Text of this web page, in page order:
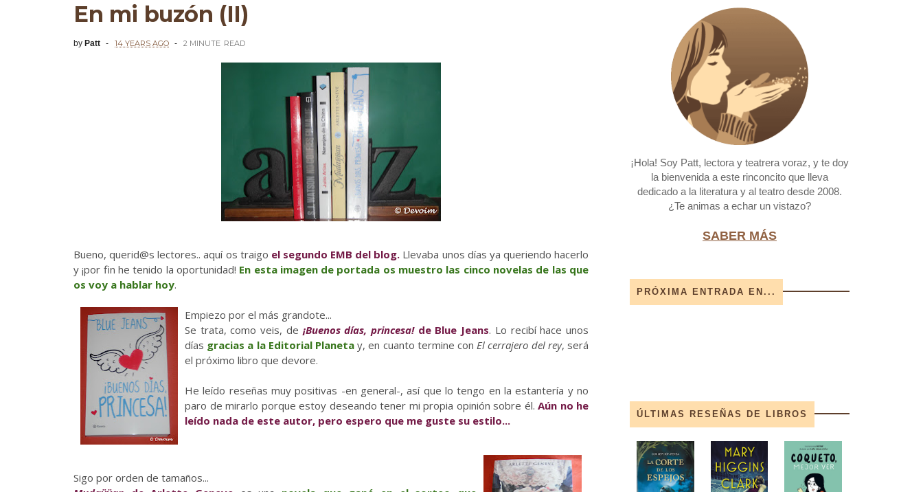
En mi buzón (II)
by Patt 14 YEARS AGO 2 MINUTE READ
Bueno, querid@s lectores.. aquí os traigo el segundo EMB del blog. Llevaba unos días ya queriendo hacerlo
y ¡por fin he tenido la oportunidad! En esta imagen de portada os muestro las cinco novelas de las que
os voy a hablar hoy.
Empiezo por el más grandote...
Se trata, como veis, de ¡Buenos días, princesa!de Blue Jeans. Lo recibí hace unos
días gracias a la Editorial Planeta y, en cuanto termine conEl cerrajero del rey, será
el próximo libro que devore.
He leído reseñas muy positivas -en general-, así que lo tengo en la estantería y no
paro de mirarlo porque estoy deseando tener mi propia opinión sobre él. Aún no he
leído nada de este autor, pero espero que me guste su estilo...
Sigo por orden de tamaños...
¡Hola! Soy Patt, lectora y teatrera voraz, y te doy
la bienvenida a este rinconcito que lleva
dedicado a la literatura y al teatro desde 2008.
¿Te animas a echar un vistazo?
SABER MÁS
PRÓXIMA ENTRADA EN...
ÚLTIMAS RESEÑAS DE LIBROS